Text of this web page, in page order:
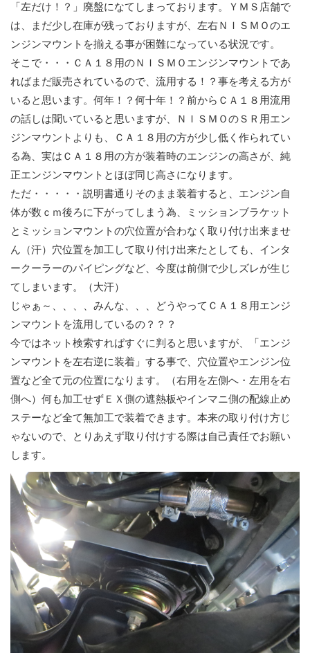
「左だけ！？」廃盤になてしまっております。ＹＭＳ店舗で
は、まだ少し在庫が残っておりますが、左右ＮＩＳＭＯのエ
ンジンマウントを揃える事が困難になっている状況です。
そこで・・・ＣＡ１８用のＮＩＳＭＯエンジンマウントであ
ればまだ販売されているので、流用する！？事を考える方が
いると思います。何年！？何十年！？前からＣＡ１８用流用
の話しは聞いていると思いますが、ＮＩＳＭＯのＳＲ用エン
ジンマウントよりも、ＣＡ１８用の方が少し低く作られてい
る為、実はＣＡ１８用の方が装着時のエンジンの高さが、純
正エンジンマウントとほぼ同じ高さになります。
ただ・・・・・説明書通りそのまま装着すると、エンジン自
体が数ｃｍ後ろに下がってしまう為、ミッションブラケット
とミッションマウントの穴位置が合わなく取り付け出来ませ
ん（汗）穴位置を加工して取り付け出来たとしても、インタ
ークーラーのパイピングなど、今度は前側で少しズレが生じ
てしまいます。（大汗）
じゃぁ～、、、、みんな、、、どうやってＣＡ１８用エンジ
ンマウントを流用しているの？？？
今ではネット検索すればすぐに判ると思いますが、「エンジ
ンマウントを左右逆に装着」する事で、穴位置やエンジン位
置など全て元の位置になります。（右用を左側へ・左用を右
側へ）何も加工せずＥＸ側の遮熱板やインマニ側の配線止め
ステーなど全て無加工で装着できます。本来の取り付け方じ
ゃないので、とりあえず取り付けする際は自己責任でお願い
します。